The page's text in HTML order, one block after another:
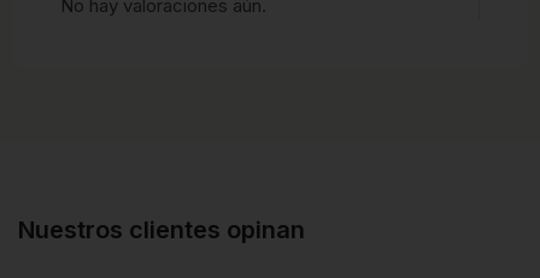
No hay valoraciones aún.
Nuestros clientes opinan